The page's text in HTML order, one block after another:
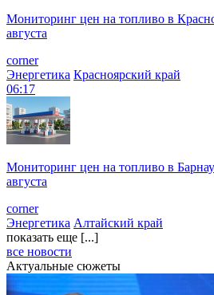
Мониторинг цен на топливо в
августа
corner
Энергетика Красноярский край
06:17
Мониторинг цен на топливо в
августа
corner
Энергетика Алтайский край
показать еще [...]
все новости
Актуальные сюжеты